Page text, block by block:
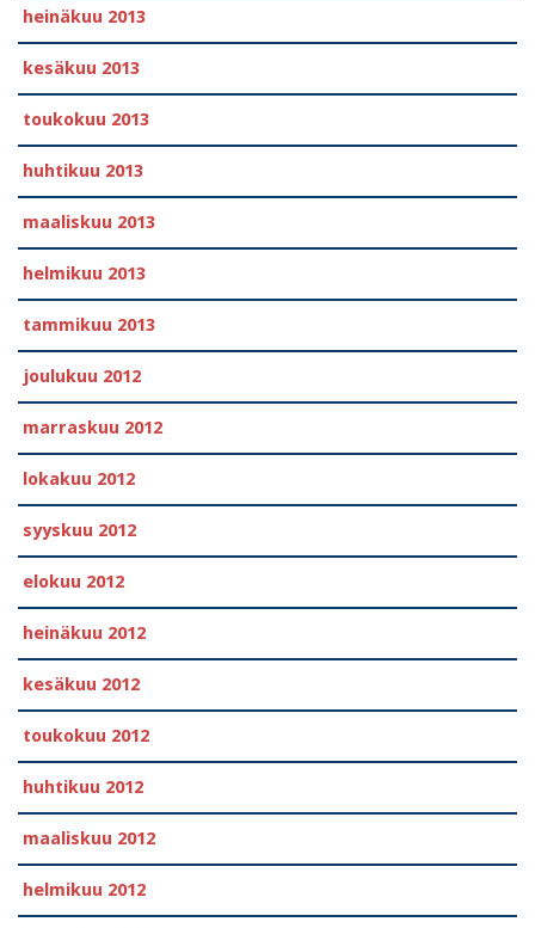
heinäkuu 2013
kesäkuu 2013
toukokuu 2013
huhtikuu 2013
maaliskuu 2013
helmikuu 2013
tammikuu 2013
joulukuu 2012
marraskuu 2012
lokakuu 2012
syyskuu 2012
elokuu 2012
heinäkuu 2012
kesäkuu 2012
toukokuu 2012
huhtikuu 2012
maaliskuu 2012
helmikuu 2012